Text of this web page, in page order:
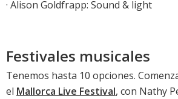
· Alison Goldfrapp: Sound & light
Festivales musicales
Tenemos hasta 10 opciones.
el Mallorca Live Festival, con Nathy